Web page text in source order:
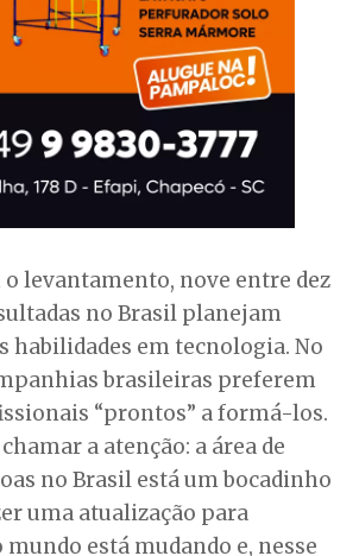
o levantamento, nove entre dez
no Brasil planejam
habilidades em tecnologia. No
brasileiras preferem
“prontos” a formá-los.
a atenção: a área de
no Brasil está um bocadinho
uma atualização para
mundo está mudando e, nesse